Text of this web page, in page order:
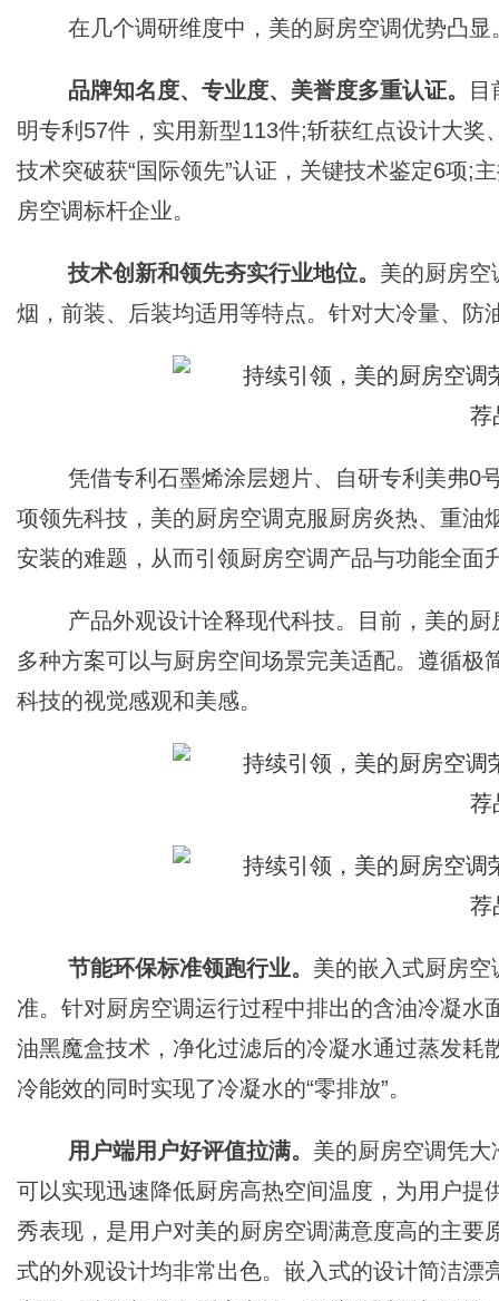
在几个调研维度中，美的厨房空调优势凸显
品牌知名度、专业度、美誉度多重认证。
明专利57件，实用新型113件;斩获红点设计大
技术突破获“国际领先”认证，关键技术鉴定6项;
房空调标杆企业。
技术创新和领先夯实行业地位。 美的厨房空
烟，前装、后装均适用等特点。针对大冷量、
凭借专利石墨烯涂层翅片、自研专利美弗0
项领先科技，美的厨房空调克服厨房炎热、重
安装的难题，从而引领厨房空调产品与功能全面
产品外观设计诠释现代科技。目前，美的
多种方案可以与厨房空间场景完美适配。遵循
科技的视觉感观和美感。
节能环保标准领跑行业。 美的嵌入式厨房
准。针对厨房空调运行过程中排出的含油冷凝
油黑魔盒技术，净化过滤后的冷凝水通过蒸发
冷能效的同时实现了冷凝水的“零排放”。
用户端用户好评值拉满。 美的厨房空调凭
可以实现迅速降低厨房高热空间温度，为用户
秀表现，是用户对美的厨房空调满意度高的主
式的外观设计均非常出色。嵌入式的设计简洁